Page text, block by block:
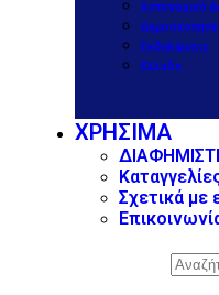
Αστυνομικό
Εκδηλώσεις
Ελλάδα
ΧΡΗΣΙΜΑ
Σχετικά με